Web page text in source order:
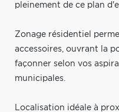
pleinement de ce plan
Zonage résidentiel
accessoires, ouvrant la
façonner selon vos
municipales.
Localisation idéale à